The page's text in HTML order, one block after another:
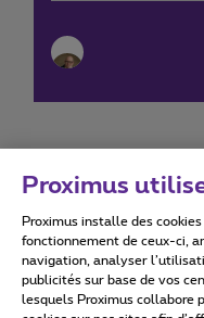
Conditions
Proximus
Proximus installe des
fonctionnement de ceux-ci,
navigation, analyser
publicités sur base de vos
lesquels Proximus collabore